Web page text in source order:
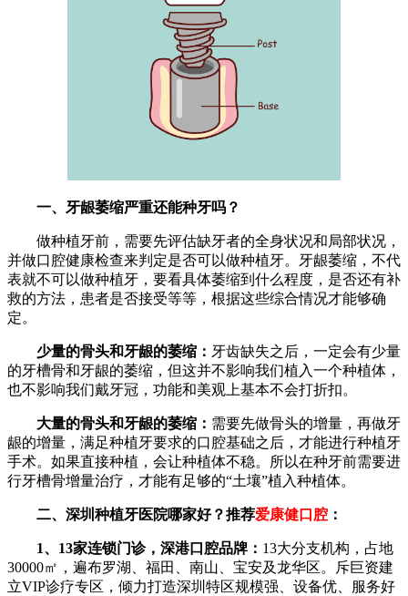
一、牙龈萎缩严重还能种牙吗？
做种植牙前，需要先评估缺牙者的全身状况和局部状况，
并做口腔健康检查来判定是否可以做种植牙。牙龈萎缩，不代
表就不可以做种植牙，要看具体萎缩到什么程度，是否还有补
救的方法，患者是否接受等等，根据这些综合情况才能够确
定。
少量的骨头和牙龈的萎缩： 牙齿缺失之后，一定会有少量
的牙槽骨和牙龈的萎缩，但这并不影响我们植入一个种植体，
也不影响我们戴牙冠，功能和美观上基本不会打折扣。
大量的骨头和牙龈的萎缩： 需要先做骨头的增量，再做牙
龈的增量，满足种植牙要求的口腔基础之后，才能进行种植牙
手术。如果直接种植，会让种植体不稳。所以在种牙前需要进
行牙槽骨增量治疗，才能有足够的“土壤”植入种植体。
二、深圳种植牙医院哪家好？推荐爱康健口腔 ：
1、13家连锁门诊，深港口腔品牌： 13大分支机构，占地
30000㎡，遍布罗湖、福田、南山、宝安及龙华区。斥巨资建
立VIP诊疗专区，倾力打造深圳特区规模强、设备优、服务好